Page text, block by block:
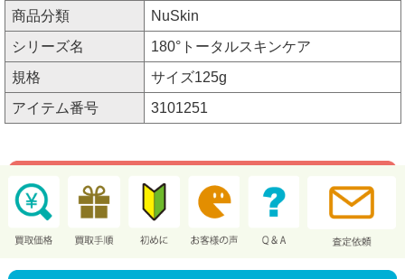
商品分類
NuSkin
シリーズ名
180°トータルスキンケア
規格
サイズ125g
アイテム番号
3101251